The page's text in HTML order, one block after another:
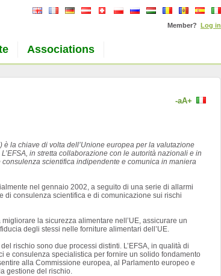
Member? Log in
Associations
-aA+
è la chiave di volta dell’Unione europea per la valutazione
in stretta collaborazione con le autorità nazionali e in
scientifica indipendente e comunica in maniera
nel gennaio 2002, a seguito di una serie di allarmi
consulenza scientifica e di comunicazione sui rischi
la sicurezza alimentare nell’UE, assicurare un
degli stessi nelle forniture alimentari dell’UE.
rischio sono due processi distinti. L’EFSA, in qualità di
consulenza specialistica per fornire un solido fondamento
alla Commissione europea, al Parlamento europeo e
gestione del rischio.